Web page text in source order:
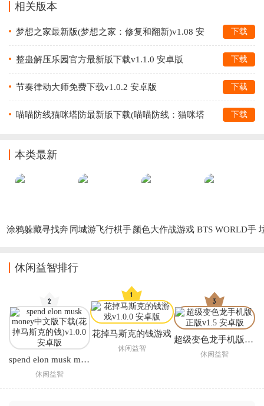
相关版本
梦想之家最新版(梦想之家：修复和翻新)v1.08 安
下载
整蛊解压乐园官方最新版下载v1.1.0 安卓版 下载
节奏律动大师免费下载v1.0.2 安卓版 下载
喵喵防线猫咪塔防最新版下载(喵喵防线：猫咪塔
下载
本类最新
涂鸦躲藏寻找奔 同城游飞行棋手颜色大作战游戏 BTS WORLD手
休闲益智排行
spend elon musk money中文版下载(花掉马斯克的钱)
休闲益智
花掉马斯克的钱游戏
休闲益智
超级变色龙手机版正版
休闲益智